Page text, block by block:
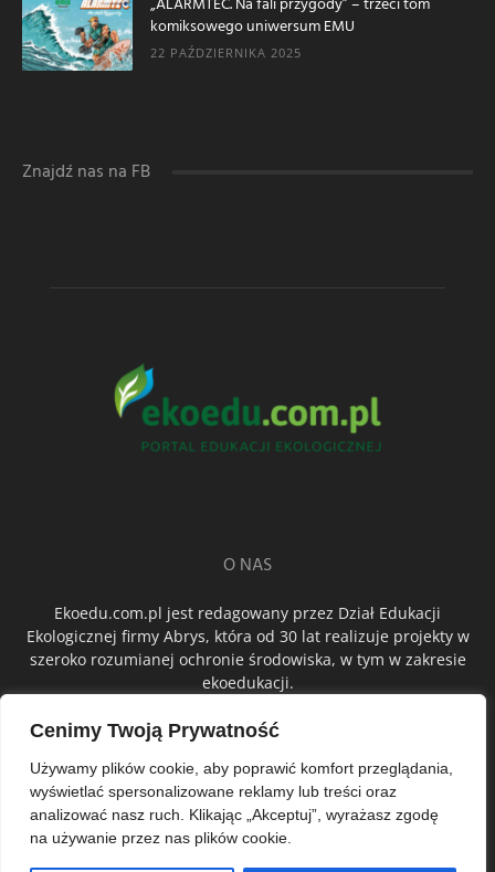
Cenimy Twoją Prywatność
Używamy plików cookie, aby poprawić komfort przeglądania,
wyświetlać spersonalizowane reklamy lub treści oraz
analizować nasz ruch. Klikając „Akceptuj”, wyrażasz zgodę
na używanie przez nas plików cookie.
komiksowego uniwersum EMU
22 PAŹDZIERNIKA 2025
Znajdź nas na FB
O NAS
Ekoedu.com.pl jest redagowany przez Dział Edukacji
Ekologicznej firmy Abrys, która od 30 lat realizuje projekty w
szeroko rozumianej ochronie środowiska, w tym w zakresie
ekoedukacji.
ŚLEDŹ NAS